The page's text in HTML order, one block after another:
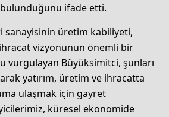
ifade etti.
sanayisinin üretim kabiliyeti,
vizyonunun önemli bir
vurgulayan Büyüksimitci, şunları
yatırım, üretim ve ihracatta
ulaşmak için gayret
küresel ekonomide